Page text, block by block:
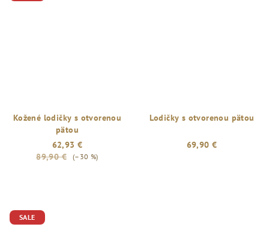
Kožené lodičky s otvorenou
pätou
62,93 €
89,90 €
(–30 %)
Lodičky s otvorenou pätou
69,90 €
SALE